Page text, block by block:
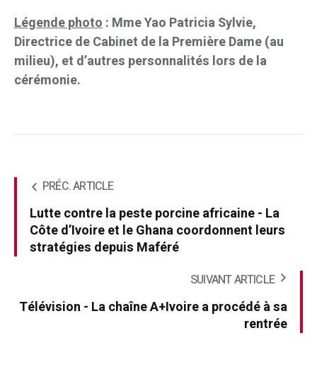
Légende photo: Mme Yao Patricia Sylvie,
Directrice de Cabinet de la Première Dame (au
milieu), et d’autres personnalités lors de la
cérémonie.
PRÉC. ARTICLE
Lutte contre la peste porcine africaine - La
Côte d’Ivoire et le Ghana coordonnent leurs
stratégies depuis Maféré
SUIVANT ARTICLE
Télévision - La chaîne A+Ivoire a procédé à sa
rentrée